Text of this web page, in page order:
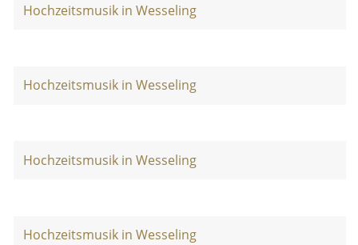
Hochzeitsmusik in Wesseling
Hochzeitsmusik in Wesseling
Hochzeitsmusik in Wesseling
Hochzeitsmusik in Wesseling